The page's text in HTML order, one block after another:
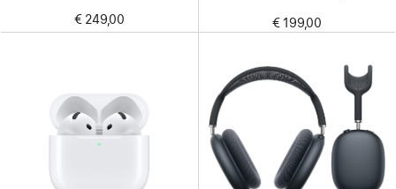
€ 249,00 € 199,00